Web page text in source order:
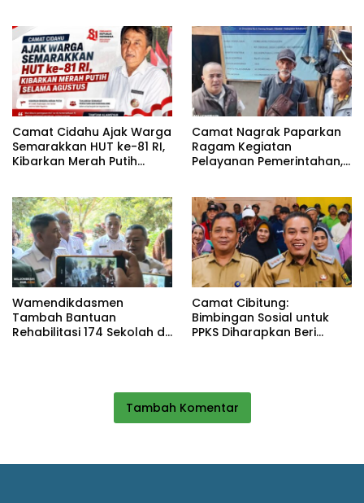
Camat Cidahu Ajak Warga
Semarakkan HUT ke-81 RI,
Kibarkan Merah Putih
Camat Nagrak Paparkan
Ragam Kegiatan
Pelayanan Pemerintahan,
Wamendikdasmen
Tambah Bantuan
Rehabilitasi 174 Sekolah di
Camat Cibitung:
Bimbingan Sosial untuk
PPKS Diharapkan Beri
Tambah Komentar